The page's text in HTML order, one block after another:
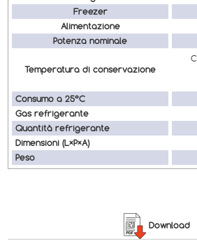
Freezer
Alimentazione
Potenza nominale
Temperatura di conservazione
Consumo a 25°C
Gas refrigerante
Quantità refrigerante
Dimensioni (L×P×A)
Peso
Download